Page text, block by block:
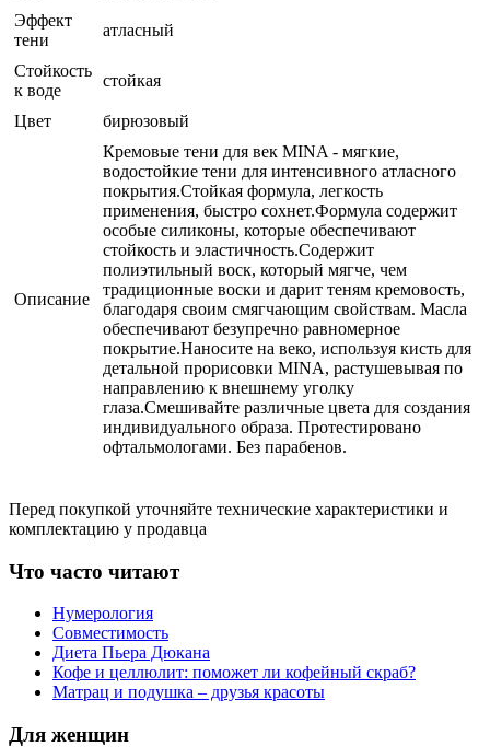
Эффект
тени
атласный
Стойкость
к воде
стойкая
Цвет бирюзовый
Описание
Кремовые тени для век MINA - мягкие,
водостойкие тени для интенсивного атласного
покрытия.Стойкая формула, легкость
применения, быстро сохнет.Формула содержит
особые силиконы, которые обеспечивают
стойкость и эластичность.Содержит
полиэтильный воск, который мягче, чем
традиционные воски и дарит теням кремовость,
благодаря своим смягчающим свойствам. Масла
обеспечивают безупречно равномерное
покрытие.Наносите на веко, используя кисть для
детальной прорисовки MINA, растушевывая по
направлению к внешнему уголку
глаза.Смешивайте различные цвета для создания
индивидуального образа. Протестировано
офтальмологами. Без парабенов.
Перед покупкой уточняйте технические характеристики и
комплектацию у продавца
Что часто читают
Нумерология
Совместимость
Диета Пьера Дюкана
Кофе и целлюлит: поможет ли кофейный скраб?
Матрац и подушка – друзья красоты
Для женщин